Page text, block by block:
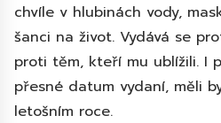
chvíle v hlubinách vody,
šanci na život. Vydává se
proti těm, kteří mu ublížili. I
přesné datum vydaní, měli
letošním roce.